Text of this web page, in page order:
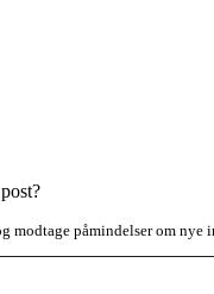
modtage påmindelser om nye